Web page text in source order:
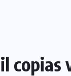
copias